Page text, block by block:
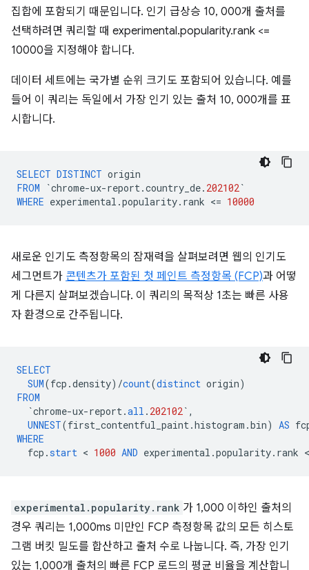
집합에 포함되기 때문입니다. 인기 급상승 10, 000개 출처를
선택하려면 쿼리할 때 experimental.popularity.rank <=
10000을 지정해야 합니다.
데이터 세트에는 국가별 순위 크기도 포함되어 있습니다. 예를
들어 이 쿼리는 독일에서 가장 인기 있는 출처 10, 000개를 표
시합니다.
SELECT DISTINCT origin
FROM
`chrome-ux-report.country_de. 202102`
WHERE experimental .popularity. rank <= 10000
새로운 인기도 측정항목의 잠재력을 살펴보려면 웹의 인기도
세그먼트가 콘텐츠가 포함된 첫 페인트 측정항목 (FCP)과 어떻
게 다른지 살펴보겠습니다. 이 쿼리의 목적상 1초는 빠른 사용
자 환경으로 간주됩니다.
SELECT
SUM(fcp .density) /count(distinct origin)
FROM
`chrome-ux-report.all . 202102` ,
UNNEST(first_contentful_paint.histogram .bin) AS
WHERE
fcp .start < 1000 AND experimental .popularity. rank <
experimental.popularity.rank 가 1,000 이하인 출처의
경우 쿼리는 1,000ms 미만인 FCP 측정항목 값의 모든 히스토
그램 버킷 밀도를 합산하고 출처 수로 나눕니다. 즉, 가장 인기
있는 1,000개 출처의 빠른 FCP 로드의 평균 비율을 계산합니